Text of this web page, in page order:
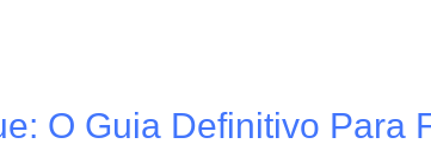
O Guia Definitivo Para